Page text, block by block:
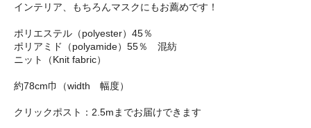
インテリア、もちろんマスクにもお薦めです！
ポリエステル（polyester）45％
ポリアミド（polyamide）55％ 混紡
ニット（Knit fabric）
約78cm巾（width 幅度）
クリックポスト：2.5mまでお届けできます